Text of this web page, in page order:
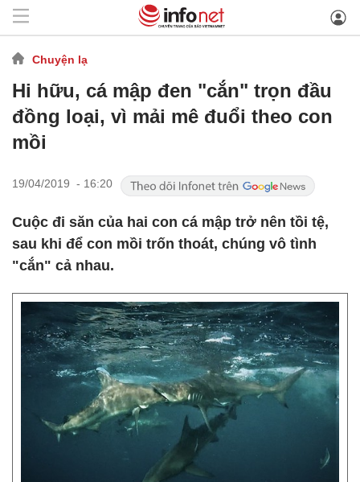
Chuyện lạ
Hi hữu, cá mập đen "cắn" trọn đầu
đồng loại, vì mải mê đuổi theo con
mồi
19/04/2019 - 16:20
Cuộc đi săn của hai con cá mập trở nên tồi tệ,
sau khi để con mồi trốn thoát, chúng vô tình
"cắn" cả nhau.